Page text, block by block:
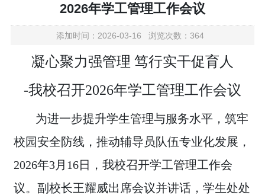
2026年学工管理工作会议
添加时间：2026-03-16 浏览次数：364
凝心聚力强管理 笃行实干促育人
-我校召开2026年学工管理工作会议
为进一步提升学生管理与服务水平，筑牢
校园安全防线，推动辅导员队伍专业化发展，
2026年3月16日，我校召开学工管理工作会
议。副校长王耀威出席会议并讲话，学生处处